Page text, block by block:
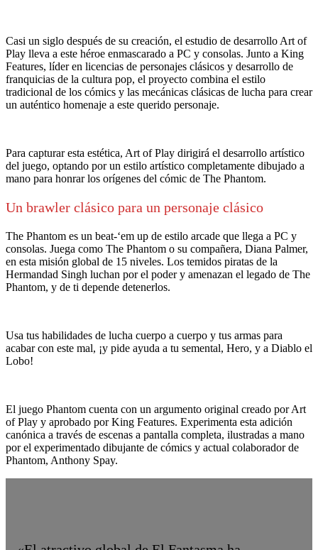
Casi un siglo después de su creación, el estudio de desarrollo Art of
Play lleva a este héroe enmascarado a PC y consolas. Junto a King
Features, líder en licencias de personajes clásicos y desarrollo de
franquicias de la cultura pop, el proyecto combina el estilo
tradicional de los cómics y las mecánicas clásicas de lucha para crear
un auténtico homenaje a este querido personaje.
Para capturar esta estética, Art of Play dirigirá el desarrollo artístico
del juego, optando por un estilo artístico completamente dibujado a
mano para honrar los orígenes del cómic de The Phantom.
Un brawler clásico para un personaje clásico
The Phantom es un beat-‘em up de estilo arcade que llega a PC y
consolas. Juega como The Phantom o su compañera, Diana Palmer,
en esta misión global de 15 niveles. Los temidos piratas de la
Hermandad Singh luchan por el poder y amenazan el legado de The
Phantom, y de ti depende detenerlos.
Usa tus habilidades de lucha cuerpo a cuerpo y tus armas para
acabar con este mal, ¡y pide ayuda a tu semental, Hero, y a Diablo el
Lobo!
El juego Phantom cuenta con un argumento original creado por Art
of Play y aprobado por King Features. Experimenta esta adición
canónica a través de escenas a pantalla completa, ilustradas a mano
por el experimentado dibujante de cómics y actual colaborador de
Phantom, Anthony Spay.